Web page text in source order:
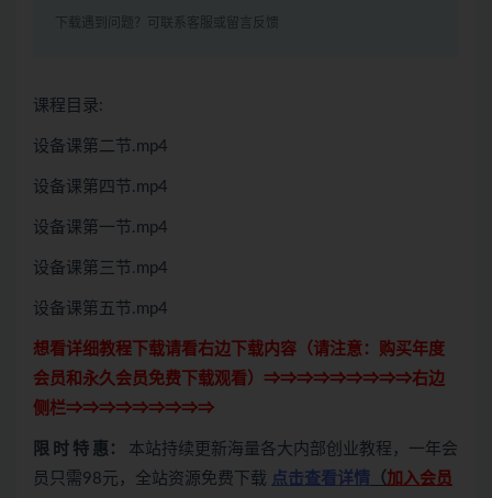
下载遇到问题？可联系客服或留言反馈
课程目录:
设备课第二节.mp4
设备课第四节.mp4
设备课第一节.mp4
设备课第三节.mp4
设备课第五节.mp4
想看详细教程下载请看右边下载内容（请注意： 购买年度
会员和永久会员免费下载观看）⇒⇒⇒⇒⇒⇒⇒⇒⇒右边
侧栏⇒⇒⇒⇒⇒⇒⇒⇒⇒
限 时 特 惠： 本站持续更新海量各大内部创业教程，一年会
员只需98元，全站资源免费下载 点击查看详情 （加入会员